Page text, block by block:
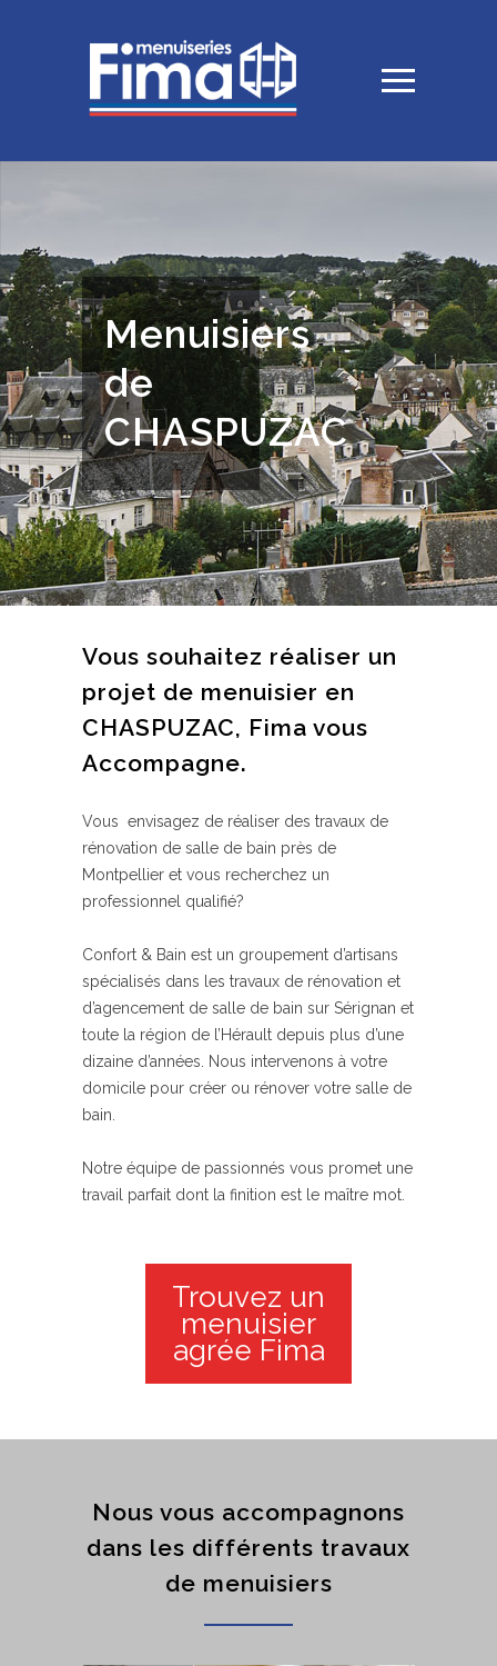
Menuisiers
de
CHASPUZAC
Vous souhaitez réaliser un
projet de menuisier en
CHASPUZAC, Fima vous
Accompagne.
Vous envisagez de réaliser des travaux de
rénovation de salle de bain près de
Montpellier et vous recherchez un
professionnel qualifié?
Confort & Bain est un groupement d’artisans
spécialisés dans les travaux de rénovation et
d’agencement de salle de bain sur Sérignan et
toute la région de l’Hérault depuis plus d’une
dizaine d’années. Nous intervenons à votre
domicile pour créer ou rénover votre salle de
bain.
Notre équipe de passionnés vous promet une
travail parfait dont la finition est le maître mot.
Trouvez un
menuisier
agrée Fima
Nous vous accompagnons
dans les différents travaux
de menuisiers